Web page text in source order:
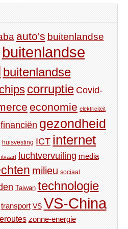
auto's buitenlandse
buitenlandse
buitenlandse
chips corruptie Covid-
economie elektriciteit
financiën gezondheid
huisvesting ICT internet
luchtvervuiling media
milieu sociaal
Taiwan technologie
transport VS VS-China
zonne-energie